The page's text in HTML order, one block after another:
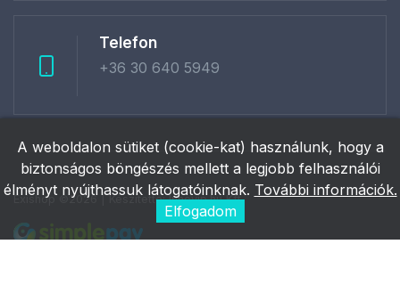
Telefon
+36 30 640 5949
Exishop ©2026 | Készítette:Innovip.hu Kft.
A weboldalon sütiket (cookie-kat) használunk, hogy a
biztonságos böngészés mellett a legjobb felhasználói
élményt nyújthassuk látogatóinknak. További információk.
Elfogadom